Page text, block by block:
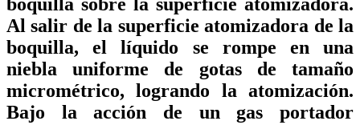
Al salir de la superficie atomizadora de la
boquilla, el líquido se rompe en una
niebla uniforme de gotas de tamaño
micrométrico, logrando la atomización.
Bajo la acción de un gas portador